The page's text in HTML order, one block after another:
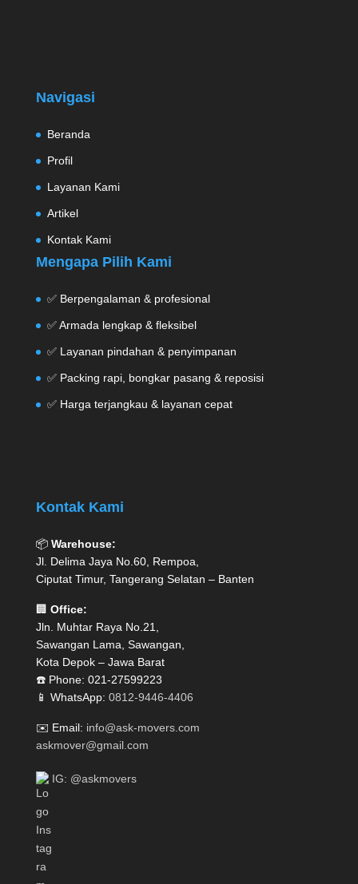
Navigasi
Beranda
Profil
Layanan Kami
Artikel
Kontak Kami
Mengapa Pilih Kami
✅ Berpengalaman & profesional
✅ Armada lengkap & fleksibel
✅ Layanan pindahan & penyimpanan
✅ Packing rapi, bongkar pasang & reposisi
✅ Harga terjangkau & layanan cepat
Kontak Kami
📦 Warehouse:
Jl. Delima Jaya No.60, Rempoa,
Ciputat Timur, Tangerang Selatan – Banten
🏢 Office:
Jln. Muhtar Raya No.21,
Sawangan Lama, Sawangan,
Kota Depok – Jawa Barat
☎️ Phone: 021-27599223
📱 WhatsApp: 0812-9446-4406
✉️ Email: info@ask-movers.com
askmover@gmail.com
IG: @askmovers